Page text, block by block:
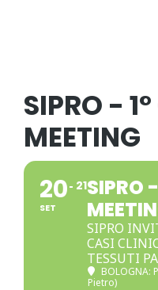
SIPRO -
MEETING
20
SET
21SIPRO
SIPRO
CASI
TESSUTI
BOLOGNA:
Pietro)